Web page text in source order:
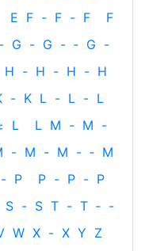
E F - F - F
F
- G - G - ‐ G -
H - H - H - H
- K L - L - L
L L M - M -
- M - M - ‐ M
- P P - P - P
S - S T - T ‐ -
W X - X Y Z